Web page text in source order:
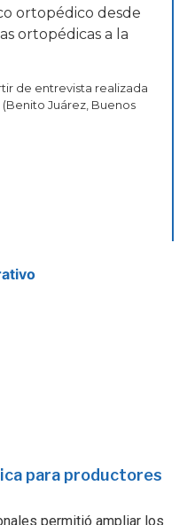
ortopédico desde
ortopédicas a la
de entrevista realizada
(Benito Juárez, Buenos
para productores
permitió ampliar los